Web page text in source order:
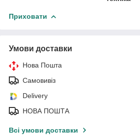
Приховати
Умови доставки
Нова Пошта
Самовивіз
Delivery
НОВА ПОШТА
Всі умови доставки